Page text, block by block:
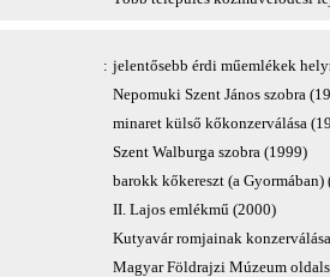
: jelentősebb érdi műemlékek
Nepomuki Szent János szobra
minaret külső kőkonzerválása
Szent Walburga szobra (1999)
barokk kőkereszt (a Gyormában)
II. Lajos emlékmű (2000)
Kutyavár romjainak
Magyar Földrajzi Múzeum